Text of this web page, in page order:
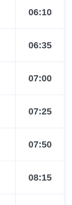
06:10
06:35
07:00
07:25
07:50
08:15